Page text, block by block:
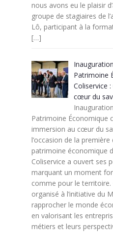
nous avons eu le plaisir
groupe de stagiaires de
Lô, participant à la
[…]
Patrimoine
Coliservice
cœur du
Patrimoine Économique
immersion au cœur du
l’occasion de la
patrimoine économique
Coliservice a ouvert ses
marquant un moment
comme pour le territoire.
organisé à l’initiative du
rapprocher le monde
en valorisant les
métiers et leurs